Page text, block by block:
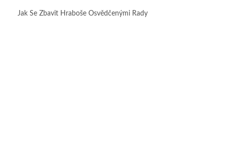
Jak Se Zbavit Hraboše Osvědčenými Rady